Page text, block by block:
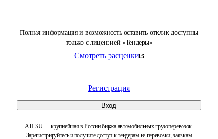
Полная информация и возможность оставить отклик доступны
только с лицензией «Тендеры»
Смотреть расценки
Регистрация
Вход
ATI.SU — крупнейшая в России биржа автомобильных грузоперевозок.
Зарегистрируйтесь и получите доступ к тендерам на перевозки, заявкам